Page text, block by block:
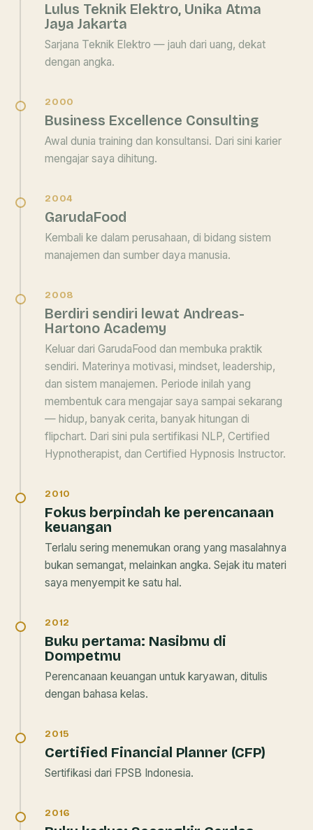
Lulus Teknik Elektro, Unika Atma
Jaya Jakarta
Sarjana Teknik Elektro — jauh dari uang, dekat
dengan angka.
2000
Business Excellence Consulting
Awal dunia training dan konsultansi. Dari sini karier
mengajar saya dihitung.
2004
GarudaFood
Kembali ke dalam perusahaan, di bidang sistem
manajemen dan sumber daya manusia.
2008
Berdiri sendiri lewat Andreas-
Hartono Academy
Keluar dari GarudaFood dan membuka praktik
sendiri. Materinya motivasi, mindset, leadership,
dan sistem manajemen. Periode inilah yang
membentuk cara mengajar saya sampai sekarang
— hidup, banyak cerita, banyak hitungan di
flipchart. Dari sini pula sertifikasi NLP, Certified
Hypnotherapist, dan Certified Hypnosis Instructor.
2010
Fokus berpindah ke perencanaan
keuangan
Terlalu sering menemukan orang yang masalahnya
bukan semangat, melainkan angka. Sejak itu materi
saya menyempit ke satu hal.
2012
Buku pertama: Nasibmu di
Dompetmu
Perencanaan keuangan untuk karyawan, ditulis
dengan bahasa kelas.
2015
Certified Financial Planner (CFP)
Sertifikasi dari FPSB Indonesia.
2016